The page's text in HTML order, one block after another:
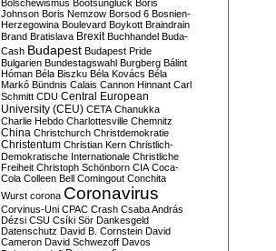
Bolschewismus Bootsunglück Boris
Johnson Boris Nemzow Borsod 6 Bosnien-
Herzegowina Boulevard Boykott Braindrain
Brand Bratislava Brexit Buchhandel Buda-
Cash Budapest Budapest Pride
Bulgarien Bundestagswahl Burgberg Bálint
Hóman Béla Biszku Béla Kovács Béla
Markó Bündnis Calais Cannon Hinnant Carl
Schmitt CDU Central European
University (CEU) CETA Chanukka
Charlie Hebdo Charlottesville Chemnitz
China Christchurch Christdemokratie
Christentum Christian Kern Christlich-
Demokratische Internationale Christliche
Freiheit Christoph Schönborn CIA Coca-
Cola Colleen Bell Comingout Conchita
Wurst corona Coronavirus
Corvinus-Uni CPAC Crash Csaba András
Dézsi CSU Csíki Sör Dankesgeld
Datenschutz David B. Cornstein David
Cameron David Schwezoff Davos